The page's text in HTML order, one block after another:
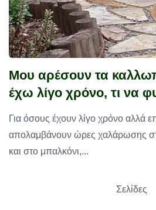
Μου αρέσουν τα
έχω λίγο χρόνο, τι να
Για όσους έχουν λίγο χρόνο αλλά
απολαμβάνουν ώρες χαλάρωσης
και στο μπαλκόνι,...
Σελίδες